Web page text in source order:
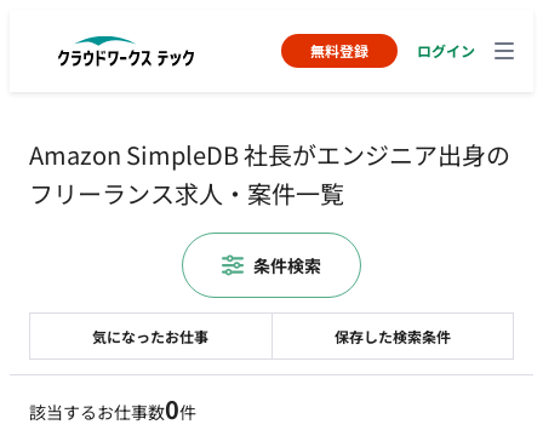
無料登録 ログイン
Amazon SimpleDB 社長がエンジニア出身の
フリーランス求人・案件一覧
該当するお仕事数0件
気になったお仕事 保存した検索条件
条件検索